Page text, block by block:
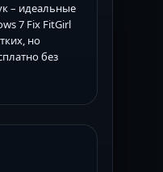
– идеальные
7 Fix FitGirl
но
без